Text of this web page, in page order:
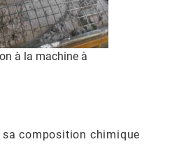
à la machine à
composition chimique